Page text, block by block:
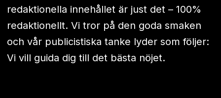
redaktionella innehållet är just det – 100%
redaktionellt. Vi tror på den goda smaken
och vår publicistiska tanke lyder som följer:
Vi vill guida dig till det bästa nöjet.